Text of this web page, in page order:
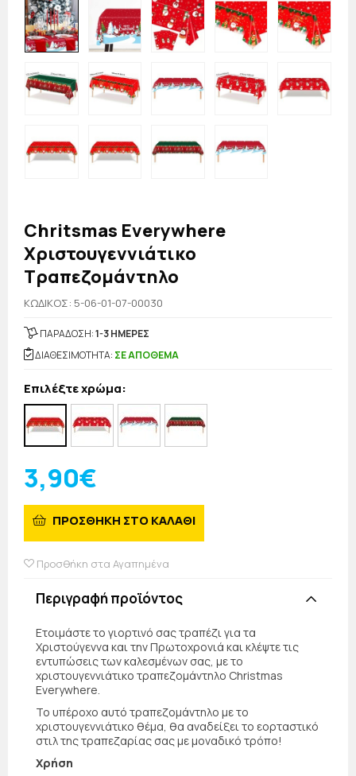
Chritsmas Everywhere
Χριστουγεννιάτικο
Τραπεζομάντηλο
KΩΔΙΚΟΣ: 5-06-01-07-00030
ΠΑΡΑΔΟΣΗ:1-3 ΗΜΕΡΕΣ
ΔΙΑΘΕΣΙΜΟΤΗΤΑ: ΣΕ ΑΠΟΘΕΜΑ
Επιλέξτε χρώμα:
3,90€
ΠΡΟΣΘΗΚΗ ΣΤΟ ΚΑΛΑΘΙ
Προσθήκη στα Αγαπημένα
Περιγραφή προϊόντος
Ετοιμάστε το γιορτινό σας τραπέζι για τα
Χριστούγεννα και την Πρωτοχρονιά και κλέψτε τις
εντυπώσεις των καλεσμένων σας, με το
χριστουγεννιάτικο τραπεζομάντηλο Christmas
Everywhere.
Το υπέροχο αυτό τραπεζομάντηλο με το
χριστουγεννιάτικο θέμα, θα αναδείξει το εορταστικό
στιλ της τραπεζαρίας σας με μοναδικό τρόπο!
Χρήση